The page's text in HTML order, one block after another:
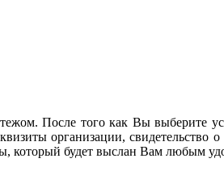
После того как Вы выберите
организации, свидетельство
который будет выслан Вам любым